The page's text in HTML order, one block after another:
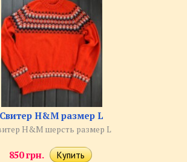
Свитер H&M размер L
H&M шерсть размер L
850 грн.